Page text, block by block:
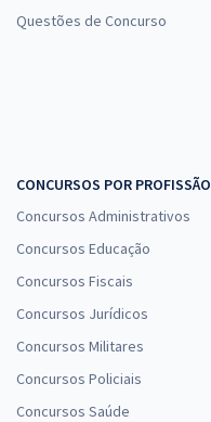
Questões de Concurso
CONCURSOS POR PROFISSÃO
Concursos Administrativos
Concursos Educação
Concursos Fiscais
Concursos Jurídicos
Concursos Militares
Concursos Policiais
Concursos Saúde